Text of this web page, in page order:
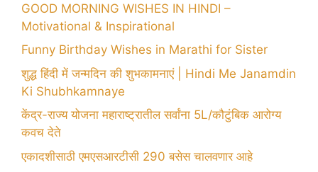
GOOD MORNING WISHES IN HINDI –
Motivational & Inspirational
Funny Birthday Wishes in Marathi for Sister
शुद्ध हिंदी में जन्मदिन की शुभकामनाएं | Hindi Me Janamdin
Ki Shubhkamnaye
केंद्र-राज्य योजना महाराष्ट्रातील सर्वांना 5L/कौटुंबिक आरोग्य
कवच देते
एकादशीसाठी एमएसआरटीसी 290 बसेस चालवणार आहे